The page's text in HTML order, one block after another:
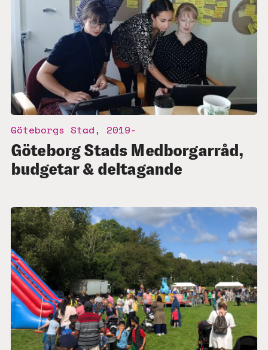
Göteborgs Stad, 2019-
Göteborg Stads Medborgarråd,
budgetar & deltagande